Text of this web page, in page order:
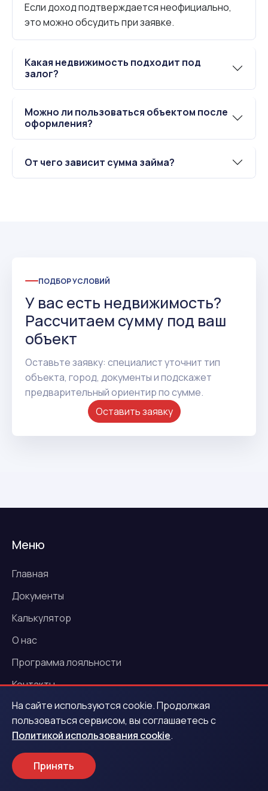
Если доход подтверждается неофициально,
это можно обсудить при заявке.
Какая недвижимость подходит под
залог?
Можно ли пользоваться объектом после
оформления?
От чего зависит сумма займа?
ПОДБОР УСЛОВИЙ
У вас есть недвижимость?
Рассчитаем сумму под ваш
объект
Оставьте заявку: специалист уточнит тип
объекта, город, документы и подскажет
предварительный ориентир по сумме.
Оставить заявку
Меню
Главная
Документы
Калькулятор
О нас
Программа лояльности
Контакты
Новости
Акции
Услуги
На сайте используются cookie. Продолжая
пользоваться сервисом, вы соглашаетесь с
Политикой использования cookie.
Принять